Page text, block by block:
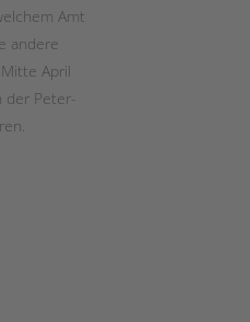
Amt
andere
April
der Peter-